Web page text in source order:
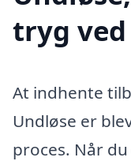
tryg ved
At indhente
Undløse er
proces. Når